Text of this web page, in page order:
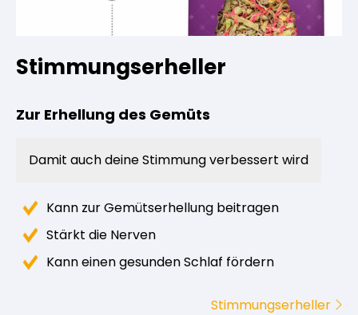
Stimmungserheller
Zur Erhellung des Gemüts
Damit auch deine Stimmung verbessert wird
Kann zur Gemütserhellung beitragen
Stärkt die Nerven
Kann einen gesunden Schlaf fördern
Stimmungserheller